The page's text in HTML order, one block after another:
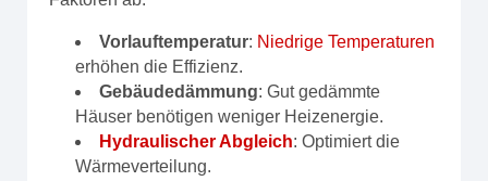
Vorlauftemperatur: Niedrige Temperaturen
erhöhen die Effizienz.
Gebäudedämmung: Gut gedämmte
Häuser benötigen weniger Heizenergie.
Hydraulischer Abgleich: Optimiert die
Wärmeverteilung.